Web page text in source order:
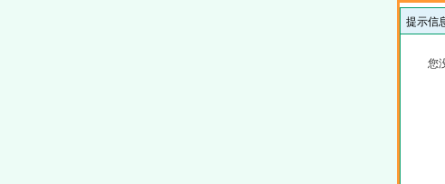
提示信
您